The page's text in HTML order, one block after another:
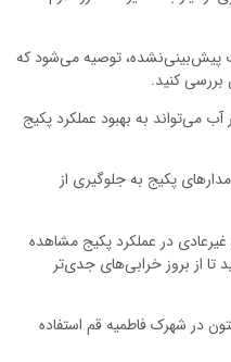
پیش‌بینی‌نشده، توصیه می‌شود که
کنید.
می‌تواند به بهبود عملکرد پکیج
پکیج به جلوگیری از
در عملکرد پکیج مشاهده
از بروز خرابی‌های جدی‌تر
در شهرک فاطمیه قم استفاده